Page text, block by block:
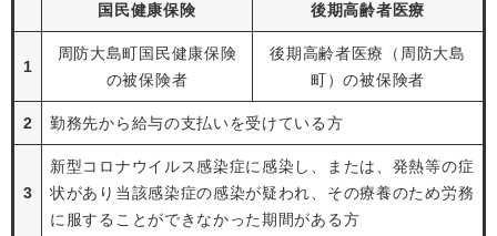
国民健康保険 後期高齢者医療
1
周防大島町国民健康保険
の被保険者
後期高齢者医療（周防大島
町）の被保険者
2 勤務先から給与の支払いを受けている方
3
新型コロナウイルス感染症に感染し、または、発熱等の症
状があり当該感染症の感染が疑われ、その療養のため労務
に服することができなかった期間がある方